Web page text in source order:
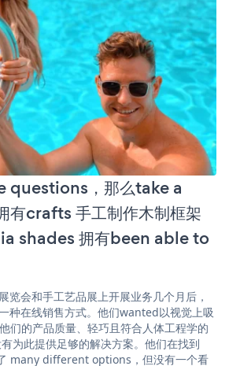
questions，那么take a
有crafts 手工制作木制框架
shades 拥有been able to
会和手工艺品展上开展业务几个月后，
种在线销售方式。他们wanted以视觉上吸
们的产品质量、轻巧且符合人体工程学的
为此提供足够的解决方案。他们在找到
many different options，但没有一个看